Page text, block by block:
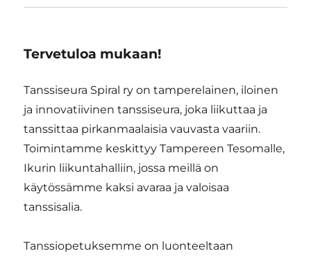
Tervetuloa mukaan!
Tanssiseura Spiral ry on tamperelainen, iloinen
ja innovatiivinen tanssiseura, joka liikuttaa ja
tanssittaa pirkanmaalaisia vauvasta vaariin.
Toimintamme keskittyy Tampereen Tesomalle,
Ikurin liikuntahalliin, jossa meillä on
käytössämme kaksi avaraa ja valoisaa
tanssisalia.
Tanssiopetuksemme on luonteeltaan